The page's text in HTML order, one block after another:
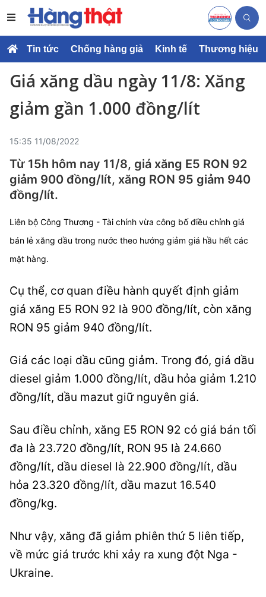
Tin tức Chống hàng giả Kinh tế Thương hiệu
Giá xăng dầu ngày 11/8: Xăng
giảm gần 1.000 đồng/lít
15:35 11/08/2022
Từ 15h hôm nay 11/8, giá xăng E5 RON 92
giảm 900 đồng/lít, xăng RON 95 giảm 940
đồng/lít.
Liên bộ Công Thương - Tài chính vừa công bố điều chỉnh giá
bán lẻ xăng dầu trong nước theo hướng giảm giá hầu hết các
mặt hàng.
Cụ thể, cơ quan điều hành quyết định giảm
giá xăng E5 RON 92 là 900 đồng/lít, còn xăng
RON 95 giảm 940 đồng/lít.
Giá các loại dầu cũng giảm. Trong đó, giá dầu
diesel giảm 1.000 đồng/lít, dầu hỏa giảm 1.210
đồng/lít, dầu mazut giữ nguyên giá.
Sau điều chỉnh, xăng E5 RON 92 có giá bán tối
đa là 23.720 đồng/lít, RON 95 là 24.660
đồng/lít, dầu diesel là 22.900 đồng/lít, dầu
hỏa 23.320 đồng/lít, dầu mazut 16.540
đồng/kg.
Như vậy, xăng đã giảm phiên thứ 5 liên tiếp,
về mức giá trước khi xảy ra xung đột Nga -
Ukraine.